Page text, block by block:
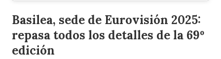
Basilea, sede de Eurovisión 2025:
repasa todos los detalles de la 69º
edición